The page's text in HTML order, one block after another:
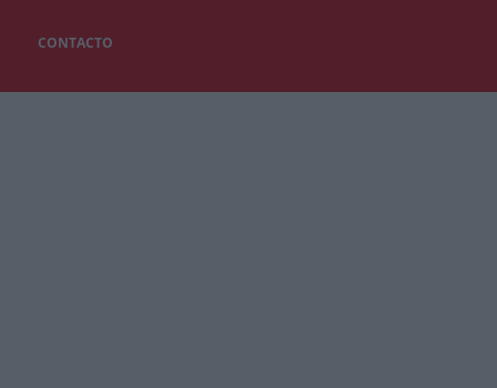
CONTACTO